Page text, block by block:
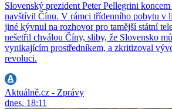
Slovenský prezident Peter Pellegrini
navštívil Čínu. V rámci třídenního pobytu v
jiné kývnul na rozhovor pro tamější státní
nešetřil chválou Číny, sliby, že Slovensko
vynikajícím prostředníkem, a zkritizoval
revoluci.
Aktuálně.cz - Zprávy
dnes, 18:11